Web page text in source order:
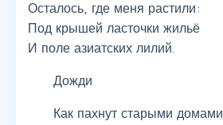
Осталось, где меня растили:
Под крышей ласточки жильё
И поле азиатских лилий.
Дожди
Как пахнут старыми домами